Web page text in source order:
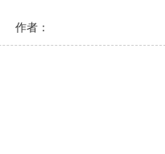
作者：